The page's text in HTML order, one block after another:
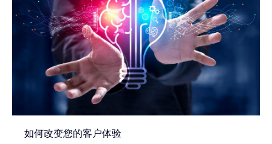
如何改变您的客户体验